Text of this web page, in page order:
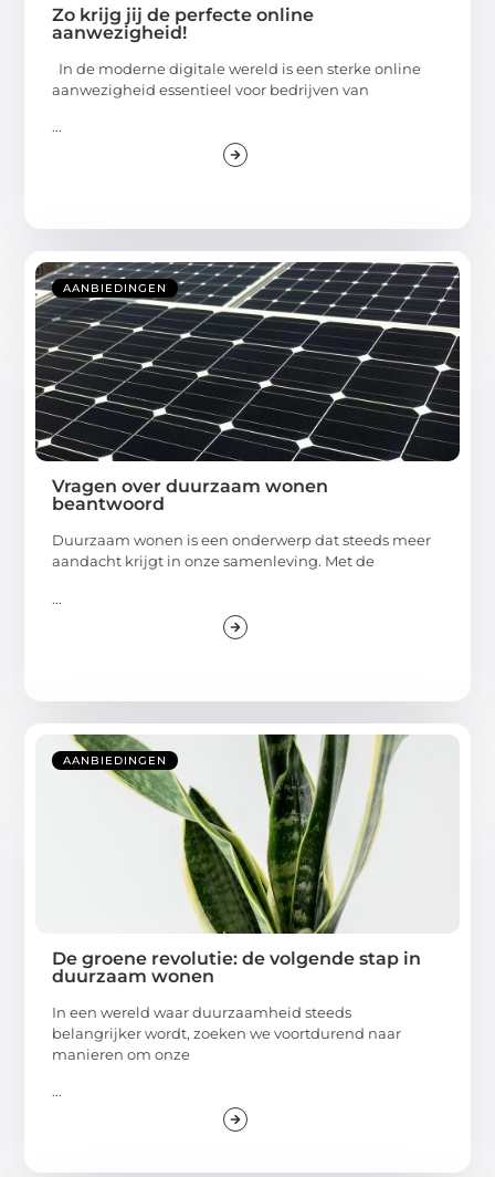
Zo krijg jij de perfecte online
aanwezigheid!
In de moderne digitale wereld is een sterke online
aanwezigheid essentieel voor bedrijven van
...
AANBIEDINGEN
Vragen over duurzaam wonen
beantwoord
Duurzaam wonen is een onderwerp dat steeds meer
aandacht krijgt in onze samenleving. Met de
...
AANBIEDINGEN
De groene revolutie: de volgende stap in
duurzaam wonen
In een wereld waar duurzaamheid steeds
belangrijker wordt, zoeken we voortdurend naar
manieren om onze
...